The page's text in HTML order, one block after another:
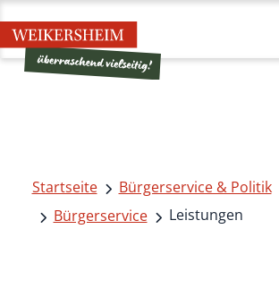
Startseite
Bürgerservice & Politik
Bürgerservice
Leistungen